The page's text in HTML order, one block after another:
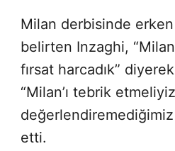
Milan derbisinde
belirten Inzaghi,
fırsat harcadık”
“Milan’ı tebrik
etti.